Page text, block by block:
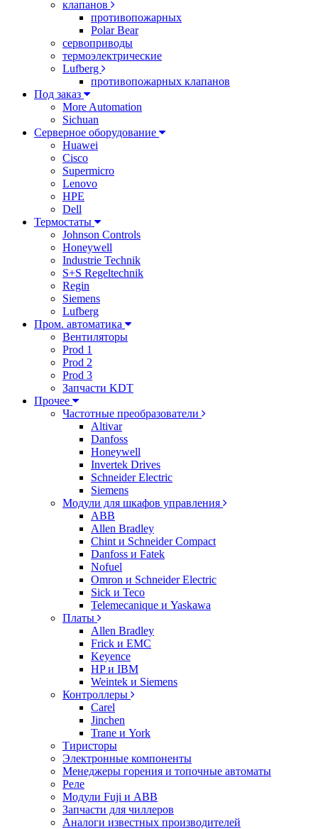
клапанов
противопожарных
Polar Bear
сервоприводы
термоэлектрические
Lufberg
противопожарных клапанов
Под заказ
More Automation
Sichuan
Серверное оборудование
Huawei
Cisco
Supermicro
Lenovo
HPE
Dell
Термостаты
Johnson Controls
Honeywell
Industrie Technik
S+S Regeltechnik
Regin
Siemens
Lufberg
Пром. автоматика
Вентиляторы
Prod 1
Prod 2
Prod 3
Запчасти KDT
Прочее
Частотные преобразователи
Altivar
Danfoss
Honeywell
Invertek Drives
Schneider Electric
Siemens
Модули для шкафов управления
ABB
Allen Bradley
Chint и Schneider Compact
Danfoss и Fatek
Nofuel
Omron и Schneider Electric
Sick и Teco
Telemecanique и Yaskawa
Платы
Allen Bradley
Frick и EMC
Keyence
HP и IBM
Weintek и Siemens
Контроллеры
Carel
Jinchen
Trane и York
Тиристоры
Электронные компоненты
Менеджеры горения и топочные автоматы
Реле
Модули Fuji и ABB
Запчасти для чиллеров
Аналоги известных производителей